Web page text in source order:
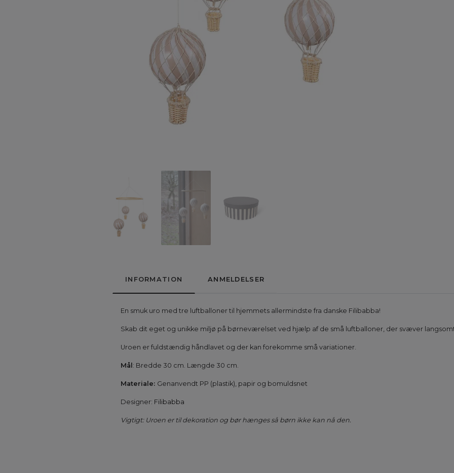
INFORMATION ANMELDELSER
En smuk uro med tre luftballoner til hjemmets allermindste fra danske Filibabba!
Skab dit eget og unikke miljø på børneværelset ved hjælp af de små luftballoner, der svæver langsomt
Uroen er fuldstændig håndlavet og der kan forekomme små variationer.
Mål : Bredde 30 cm. Længde 30 cm.
Materiale: Genanvendt PP (plastik), papir og bomuldsnet
Designer: Filibabba
Vigtigt: Uroen er til dekoration og bør hænges så børn ikke kan nå den.